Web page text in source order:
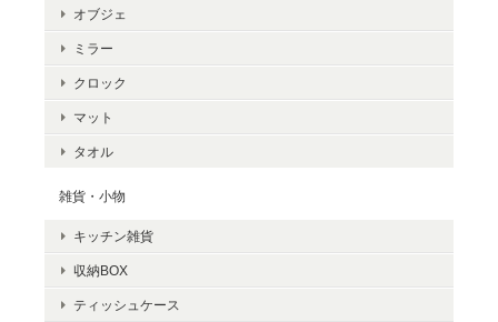
オブジェ
ミラー
クロック
マット
タオル
雑貨・小物
キッチン雑貨
収納BOX
ティッシュケース